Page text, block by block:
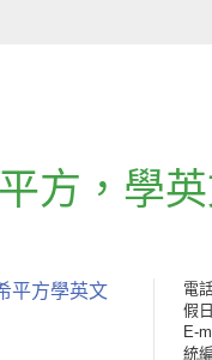
方 ， 學
平方學英文 電
假
E-
統